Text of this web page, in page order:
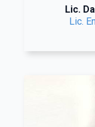
Lic.
Lic.